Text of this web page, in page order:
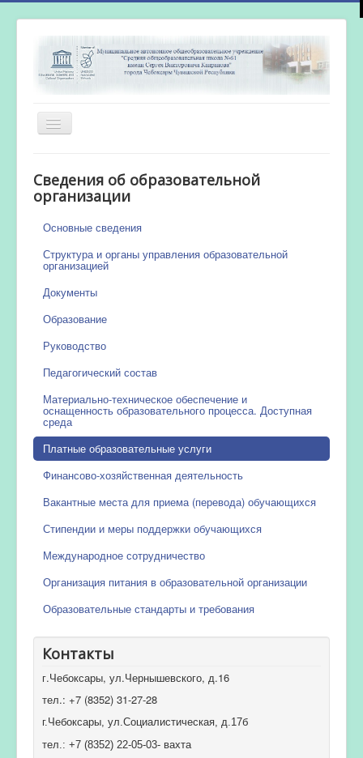
Включить/
выключить
Новости
Сведения об образовательной
организации
Основные сведения
Структура и органы управления образовательной
организацией
Документы
Образование
Руководство
Педагогический состав
Материально-техническое обеспечение и
оснащенность образовательного процесса. Доступная
среда
Платные образовательные услуги
Финансово-хозяйственная деятельность
Вакантные места для приема (перевода) обучающихся
Стипендии и меры поддержки обучающихся
Международное сотрудничество
Организация питания в образовательной организации
Образовательные стандарты и требования
Контакты
г.Чебоксары, ул.Чернышевского, д.16
тел.: +7 (8352) 31-27-28
г.Чебоксары, ул.Социалистическая, д.17б
тел.: +7 (8352) 22-05-03- вахта